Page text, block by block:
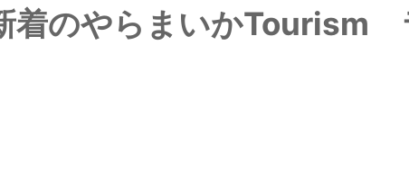
着のやらまいかTourism